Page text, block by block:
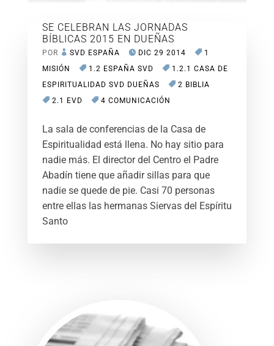
SE CELEBRAN LAS JORNADAS
BÍBLICAS 2015 EN DUEÑAS
POR SVD ESPAÑA DIC 29 2014
1
MISIÓN
1.2 ESPAÑA SVD
1.2.1 CASA DE
ESPIRITUALIDAD SVD DUEÑAS
2 BIBLIA
2.1 EVD
4 COMUNICACIÓN
La sala de conferencias de la Casa de
Espiritualidad está llena. No hay sitio para
nadie más. El director del Centro el Padre
Abadín tiene que añadir sillas para que
nadie se quede de pie. Casi 70 personas
entre ellas las hermanas Siervas del Espíritu
Santo